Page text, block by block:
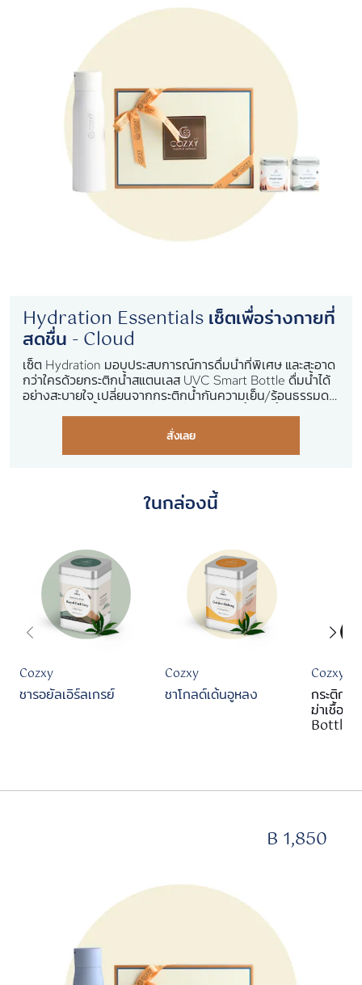
Hydration Essentials เซ็ตเพื่อร่างกายที่
สดชื่น - Cloud
เซ็ต Hydration มอบประสบการณ์การดื่มน้ำที่พิเศษ และสะอาด
กว่าใครด้วยกระติกน้ำสแตนเลส​ UVC Smart Bottle ดื่มน้ำได้
อย่างสะบายใจ เปลี่ยนจากกระติกน้ำกันความเย็น/ร้อนธรรมดา
เทคโนโลยี UVC บอกอุณหภูมิ และระบบแจ้งเดือนให้ดื่มน้ำเป็น
ประจำ เพื่อสุขภาพที่ดี พร้อมชาเบลนด์ 2 กระปุก ชาธรรมชาติ
100% ที่ผสมผสานรสชาติได้อย่างลงตัว ไม่มีน้ำตาล
สั่งเลย
ในกล่องนี้
Cozxy
ชารอยัลเอิร์ลเกรย์
Cozxy
ชาโกลด์เด้นอูหลง
Cozxy
กระติกน้
ฆ่าเชื้อโ
Bottle
B 1,850